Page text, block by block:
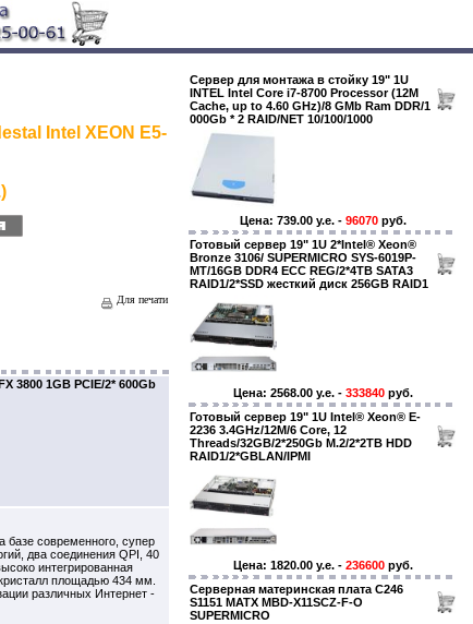
Intel XEON E5-
Для печати
3800 1GB PCIE/2* 600Gb
базе современного, супер
два соединения QPI, 40
интегрированная
площадью 434 мм.
различных Интернет -
Сервер для монтажа в стойку 19" 1U
INTEL Intel Core i7-8700 Processor (12M
Cache, up to 4.60 GHz)/8 GMb Ram DDR/1
000Gb * 2 RAID/NET 10/100/1000
Цена: 739.00 y.e. - 96070руб.
Готовый сервер 19" 1U 2*Intel® Xeon®
Bronze 3106/ SUPERMICRO SYS-6019P-
MT/16GB DDR4 ECC REG/2*4TB SATA3
RAID1/2*SSD жесткий диск 256GB RAID1
Цена: 2568.00 y.e. - 333840руб.
Готовый сервер 19" 1U Intel® Xeon® E-
2236 3.4GHz/12M/6 Core, 12
Threads/32GB/2*250Gb M.2/2*2TB HDD
RAID1/2*GBLAN/IPMI
Цена: 1820.00 y.e. - 236600руб.
Серверная материнская плата C246
S1151 MATX MBD-X11SCZ-F-O
SUPERMICRO